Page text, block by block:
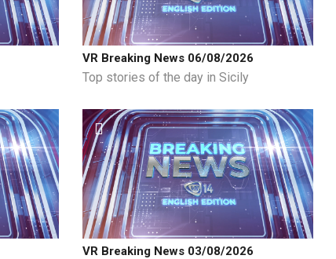
VR Breaking News 06/08/2026
Top stories of the day in Sicily
VR Breaking News 03/08/2026